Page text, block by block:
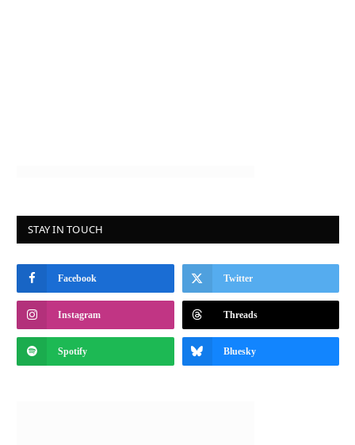
STAY IN TOUCH
Facebook Twitter
Instagram Threads
Spotify Bluesky